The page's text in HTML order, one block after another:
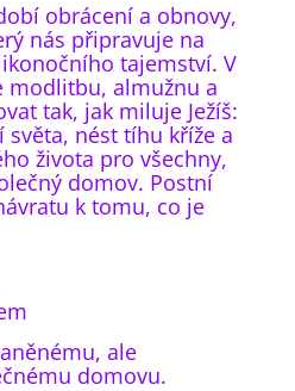
obrácení a obnovy,
nás připravuje na
tajemství. V
modlitbu, almužnu a
tak, jak miluje Ježíš:
nést tíhu kříže a
života pro všechny,
domov. Postní
k tomu, co je
ale
domovu.